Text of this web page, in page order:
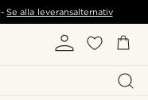
-Se alla leveransalternativ